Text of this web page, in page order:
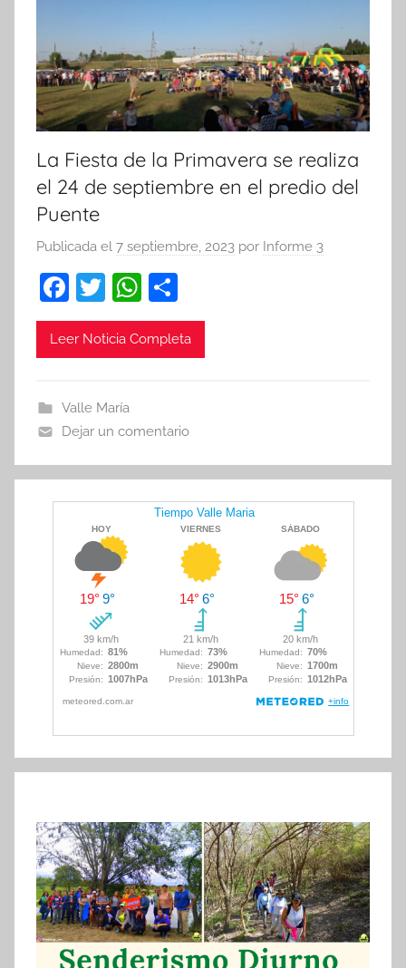
La Fiesta de la Primavera se realiza
el 24 de septiembre en el predio del
Puente
Publicada el 7 septiembre, 2023 por Informe 3
F
a
c
b
o
o
k
T
w
itt
W
h
at
p
p
o
m
tir
Leer Noticia Completa
Valle María
Dejar un comentario